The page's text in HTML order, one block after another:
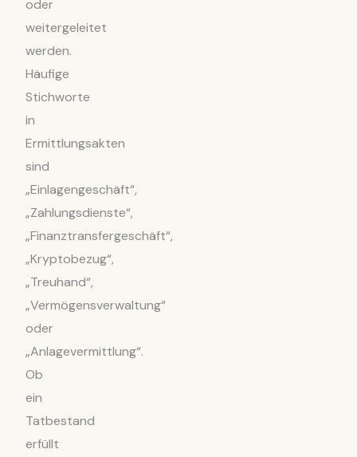
oder
weitergeleitet
werden.
Häufige
Stichworte
in
Ermittlungsakten
sind
„Einlagengeschäft“,
„Zahlungsdienste“,
„Finanztransfergeschäft“,
„Kryptobezug“,
„Treuhand“,
„Vermögensverwaltung“
oder
„Anlagevermittlung“.
Ob
ein
Tatbestand
erfüllt